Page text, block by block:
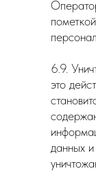
6.9.
это
данных